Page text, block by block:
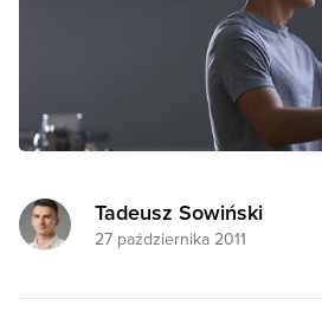
Tadeusz Sowiński
27 października 2011